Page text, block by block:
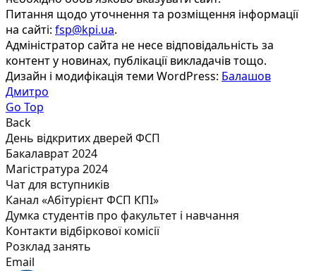
Питання щодо уточнення та розміщення інформації
на сайті: fsp@kpi.ua.
Адміністратор сайта не несе відповідальність за
контент у новинах, публікації викладачів тощо.
Дизайн і модифікація теми WordPress: Балашов
Дмитро
Go Top
Back
День відкритих дверей ФСП
Бакалаврат 2024
Магістратура 2024
Чат для вступників
Канал «Абітурієнт ФСП КПІ»
Думка студентів про факультет і навчання
Контакти відбіркової комісії
Розклад занять
Email